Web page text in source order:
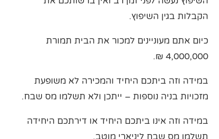
הקבלות בגין השיפוץ.
כיום אתם מעוניינים למכור את הבית תמורת
4,000,000 ₪.
במידה וזה ביתכם היחיד והמכירה לא משופעת
מזכויות בניה נוספות – ייתכן ולא תשלמו מס שבח.
במידה וזה אינו ביתכם היחיד או דירתכם היחידה
תשלמו מס שבח ליניארי מוטב.